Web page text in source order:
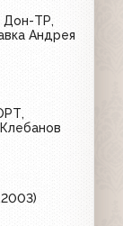
Дон-ТР,
Андрея